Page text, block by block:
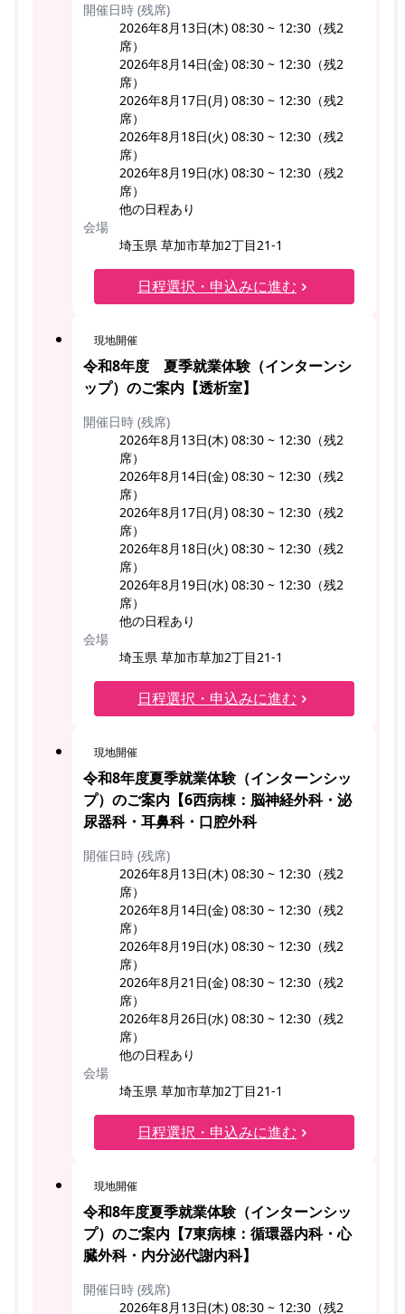
開催日時 (残席)
2026年8月13日(木) 08:30 ~ 12:30（残2
席）
2026年8月14日(金) 08:30 ~ 12:30（残2
席）
2026年8月17日(月) 08:30 ~ 12:30（残2
席）
2026年8月18日(火) 08:30 ~ 12:30（残2
席）
2026年8月19日(水) 08:30 ~ 12:30（残2
席）
他の日程あり
会場
埼玉県 草加市草加2丁目21-1
日程選択・申込みに進む
現地開催
令和8年度 夏季就業体験（インターンシ
ップ）のご案内【透析室】
開催日時 (残席)
2026年8月13日(木) 08:30 ~ 12:30（残2
席）
2026年8月14日(金) 08:30 ~ 12:30（残2
席）
2026年8月17日(月) 08:30 ~ 12:30（残2
席）
2026年8月18日(火) 08:30 ~ 12:30（残2
席）
2026年8月19日(水) 08:30 ~ 12:30（残2
席）
他の日程あり
会場
埼玉県 草加市草加2丁目21-1
日程選択・申込みに進む
現地開催
令和8年度夏季就業体験（インターンシッ
プ）のご案内【6西病棟：脳神経外科・泌
尿器科・耳鼻科・口腔外科
開催日時 (残席)
2026年8月13日(木) 08:30 ~ 12:30（残2
席）
2026年8月14日(金) 08:30 ~ 12:30（残2
席）
2026年8月19日(水) 08:30 ~ 12:30（残2
席）
2026年8月21日(金) 08:30 ~ 12:30（残2
席）
2026年8月26日(水) 08:30 ~ 12:30（残2
席）
他の日程あり
会場
埼玉県 草加市草加2丁目21-1
日程選択・申込みに進む
現地開催
令和8年度夏季就業体験（インターンシッ
プ）のご案内【7東病棟：循環器内科・心
臓外科・内分泌代謝内科】
開催日時 (残席)
2026年8月13日(木) 08:30 ~ 12:30（残2